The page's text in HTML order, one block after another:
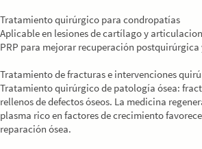
Tratamiento quirúrgico para condropatías
Aplicable en lesiones de cartílago y
PRP para mejorar recuperación
Tratamiento de fracturas e intervenciones
Tratamiento quirúrgico de patología ósea:
rellenos de defectos óseos. La medicina
plasma rico en factores de crecimiento
reparación ósea.